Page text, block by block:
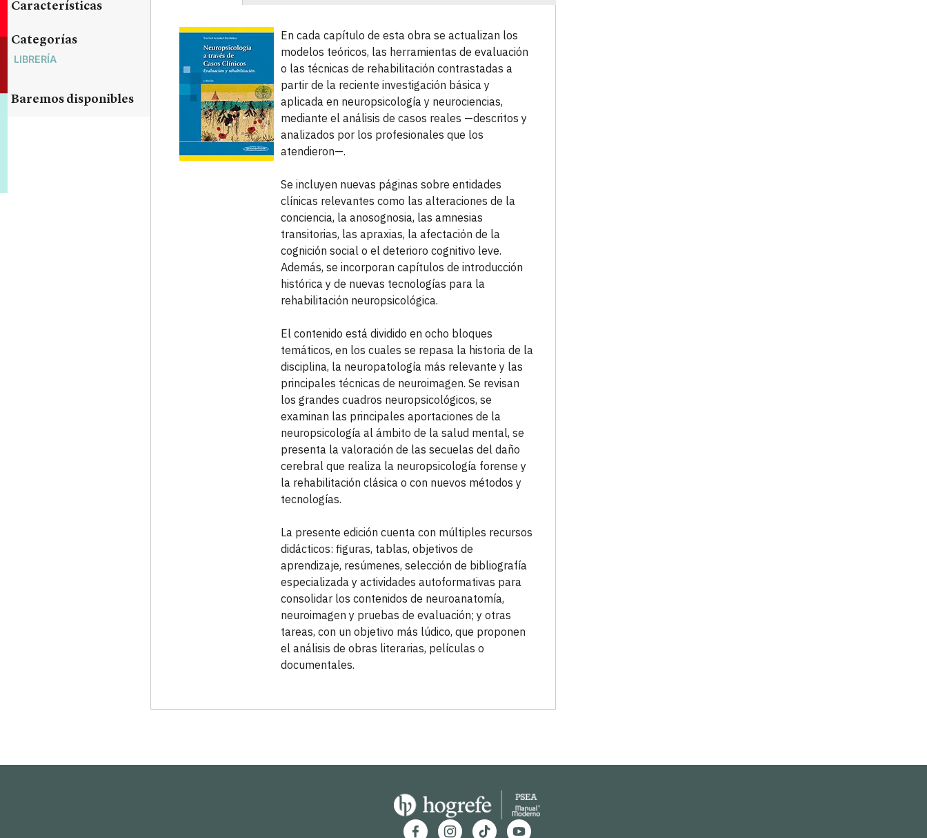
Características
Categorías
LIBRERÍA
Baremos disponibles
En cada capítulo de esta obra se actualizan los
modelos teóricos, las herramientas de evaluación
o las técnicas de rehabilitación contrastadas a
partir de la reciente investigación básica y
aplicada en neuropsicología y neurociencias,
mediante el análisis de casos reales —descritos y
analizados por los profesionales que los
atendieron—.
Se incluyen nuevas páginas sobre entidades
clínicas relevantes como las alteraciones de la
conciencia, la anosognosia, las amnesias
transitorias, las apraxias, la afectación de la
cognición social o el deterioro cognitivo leve.
Además, se incorporan capítulos de introducción
histórica y de nuevas tecnologías para la
rehabilitación neuropsicológica.
El contenido está dividido en ocho bloques
temáticos, en los cuales se repasa la historia de la
disciplina, la neuropatología más relevante y las
principales técnicas de neuroimagen. Se revisan
los grandes cuadros neuropsicológicos, se
examinan las principales aportaciones de la
neuropsicología al ámbito de la salud mental, se
presenta la valoración de las secuelas del daño
cerebral que realiza la neuropsicología forense y
la rehabilitación clásica o con nuevos métodos y
tecnologías.
La presente edición cuenta con múltiples recursos
didácticos: figuras, tablas, objetivos de
aprendizaje, resúmenes, selección de bibliografía
especializada y actividades autoformativas para
consolidar los contenidos de neuroanatomía,
neuroimagen y pruebas de evaluación; y otras
tareas, con un objetivo más lúdico, que proponen
el análisis de obras literarias, películas o
documentales.